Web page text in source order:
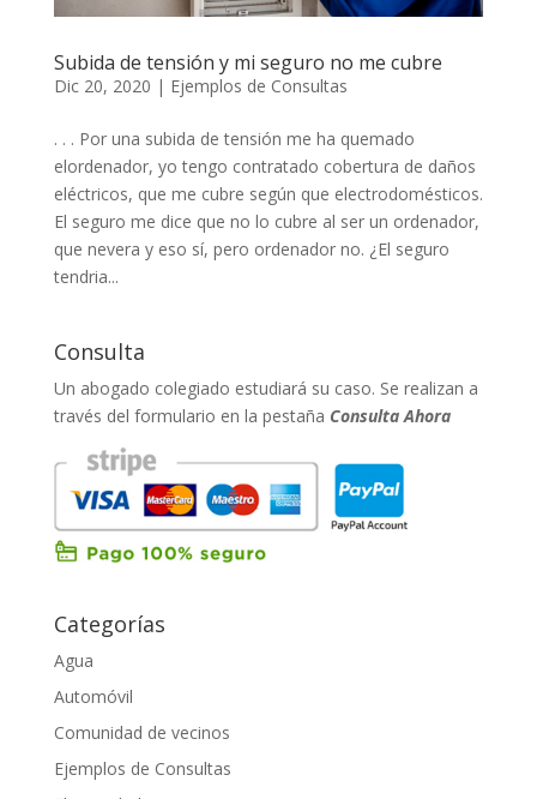
Subida de tensión y mi seguro no me cubre
Dic 20, 2020 | Ejemplos de Consultas
. . . Por una subida de tensión me ha quemado
elordenador, yo tengo contratado cobertura de daños
eléctricos, que me cubre según que electrodomésticos.
El seguro me dice que no lo cubre al ser un ordenador,
que nevera y eso sí, pero ordenador no. ¿El seguro
tendria...
Consulta
Un abogado colegiado estudiará su caso. Se realizan a
través del formulario en la pestaña Consulta Ahora
Categorías
Agua
Automóvil
Comunidad de vecinos
Ejemplos de Consultas